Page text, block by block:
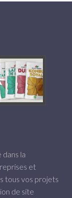
dans la
et
tous vos projets
de site